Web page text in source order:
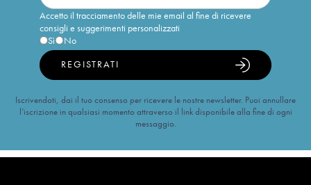
Accetto il tracciamento delle mie email al fine di ricevere
consigli e suggerimenti personalizzati
Sì
No
REGISTRATI
Iscrivendoti, dai il tuo consenso per ricevere le nostre newsletter. Puoi annullare
l’iscrizione in qualsiasi momento attraverso il link disponibile alla fine di ogni
messaggio.